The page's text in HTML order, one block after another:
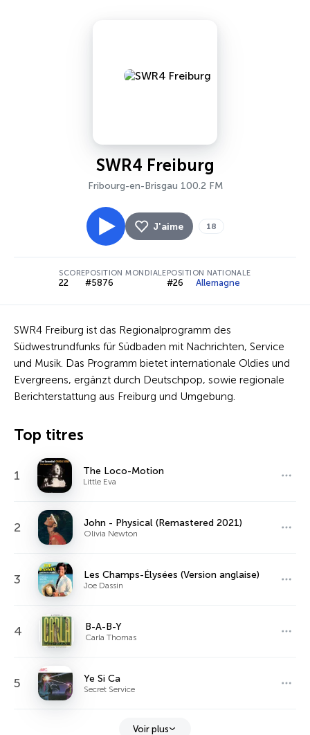
SWR4 Freiburg
Fribourg-en-Brisgau 100.2 FM
J'aime 18
SCORE
22
POSITION MONDIALE
#5876
POSITION NATIONALE
#26 Allemagne
SWR4 Freiburg ist das Regionalprogramm des
Südwestrundfunks für Südbaden mit Nachrichten, Service
und Musik. Das Programm bietet internationale Oldies und
Evergreens, ergänzt durch Deutschpop, sowie regionale
Berichterstattung aus Freiburg und Umgebung.
Top titres
1 The Loco-Motion
Little Eva
2 John - Physical (Remastered 2021)
Olivia Newton
3 Les Champs-Élysées (Version anglaise)
Joe Dassin
4 B-A-B-Y
Carla Thomas
5 Ye Si Ca
Secret Service
Voir plus